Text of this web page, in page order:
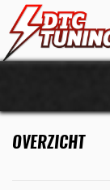
OVERZICHT